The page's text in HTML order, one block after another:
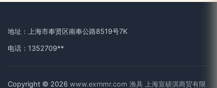
地址：上海市奉贤区南奉公路8519号7K
电话：1352709**
Copyright © 2026 www.exrnmr.com 渔具 上海宣硕淇商贸有限